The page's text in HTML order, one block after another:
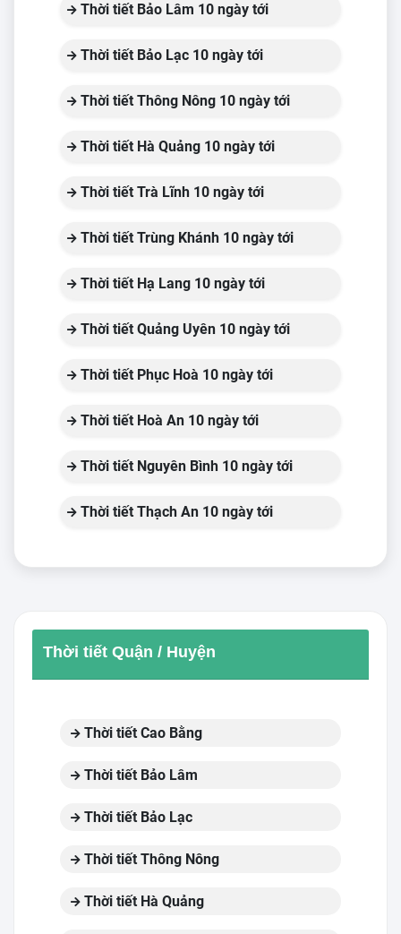
Thời tiết Bảo Lâm 10 ngày tới
Thời tiết Bảo Lạc 10 ngày tới
Thời tiết Thông Nông 10 ngày tới
Thời tiết Hà Quảng 10 ngày tới
Thời tiết Trà Lĩnh 10 ngày tới
Thời tiết Trùng Khánh 10 ngày tới
Thời tiết Hạ Lang 10 ngày tới
Thời tiết Quảng Uyên 10 ngày tới
Thời tiết Phục Hoà 10 ngày tới
Thời tiết Hoà An 10 ngày tới
Thời tiết Nguyên Bình 10 ngày tới
Thời tiết Thạch An 10 ngày tới
Thời tiết Quận / Huyện
Thời tiết Cao Bằng
Thời tiết Bảo Lâm
Thời tiết Bảo Lạc
Thời tiết Thông Nông
Thời tiết Hà Quảng